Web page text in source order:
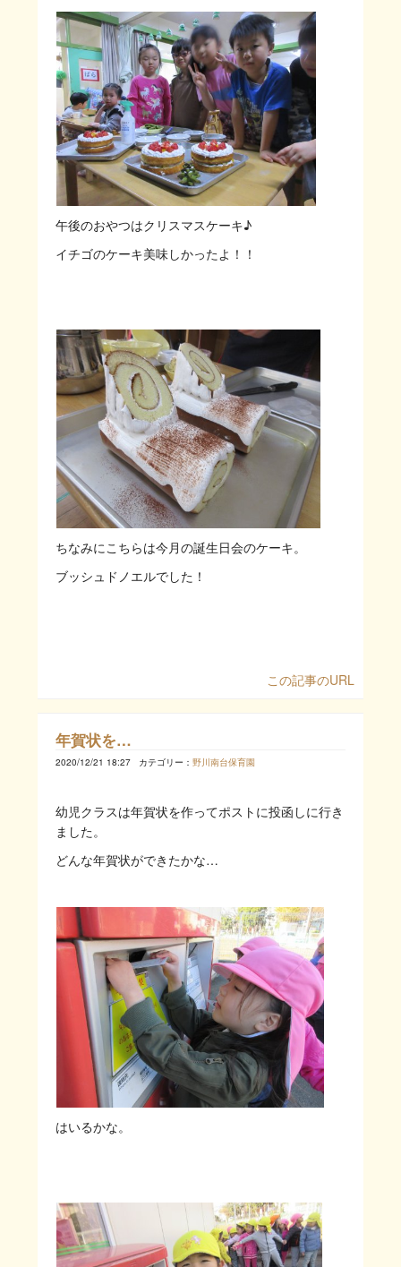
午後のおやつはクリスマスケーキ♪
イチゴのケーキ美味しかったよ！！
ちなみにこちらは今月の誕生日会のケーキ。
ブッシュドノエルでした！
この記事のURL
年賀状を…
2020/12/21 18:27 カテゴリー： 野川南台保育園
幼児クラスは年賀状を作ってポストに投函しに行き
ました。
どんな年賀状ができたかな…
はいるかな。